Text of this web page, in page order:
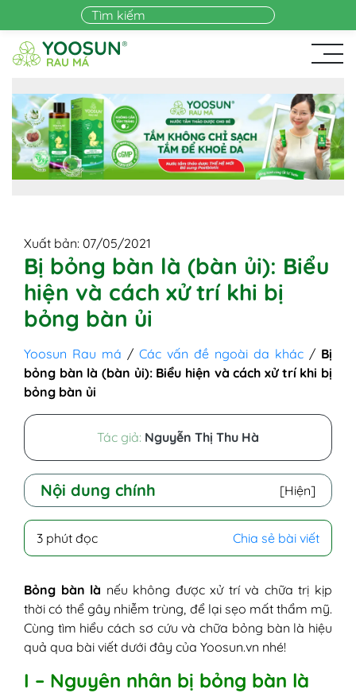
Skip to main content
Xuất bản: 07/05/2021
Bị bỏng bàn là (bàn ủi): Biểu
hiện và cách xử trí khi bị
bỏng bàn ủi
Yoosun Rau má / Các vấn đề ngoài da khác / Bị
bỏng bàn là (bàn ủi): Biểu hiện và cách xử trí khi bị
bỏng bàn ủi
Tác giả: Nguyễn Thị Thu Hà
Nội dung chính [Hiện]
II - Biểu hiện bỏng do bàn là
bỏng bàn ủi nhẹ và nặng
1. Trường hợp vết bỏng bàn là nhẹ
2. Trường hợp vết bỏng bàn là nặng
3 phút đọc Chia sẻ bài viết
Bỏng bàn là nếu không được xử trí và chữa trị kịp
thời có thể gây nhiễm trùng, để lại sẹo mất thẩm mỹ.
Cùng tìm hiểu cách sơ cứu và chữa bỏng bàn là hiệu
quả qua bài viết dưới đây của Yoosun.vn nhé!
I – Nguyên nhân bị bỏng bàn là